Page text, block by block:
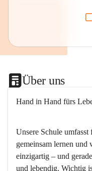
Über uns
Hand in Hand fürs
Unsere Schule
gemeinsam lernen und
einzigartig – und
und lebendig. Wichtig